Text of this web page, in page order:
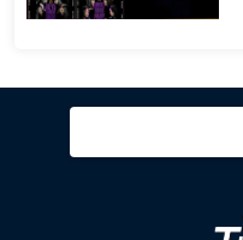
Ricerca